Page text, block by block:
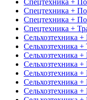
Спецтехника +
Спецтехника +
Спецтехника +
Сельхозтехника
Сельхозтехника
Сельхозтехника
Сельхозтехника
Сельхозтехника
Сельхозтехника
Сельхозтехника